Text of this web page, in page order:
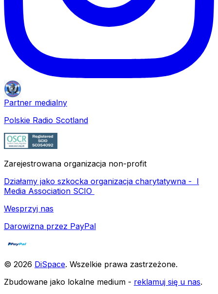
Partner medialny
Polskie Radio Scotland
Zarejestrowana organizacja non-profit
Działamy jako szkocka organizacja charytatywna - I
Media Association SCIO
Wesprzyj nas
Darowizna przez PayPal
© 2026 DiSpace. Wszelkie prawa zastrzeżone.
Zbudowane jako lokalne medium - reklamuj się u nas.